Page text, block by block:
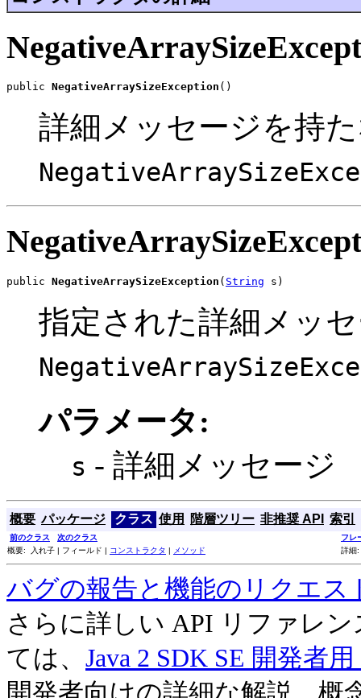
public NegativeArraySizeException ()
詳細メッセージを持
public NegativeArraySizeException ( String s)
指定された詳細メッ
パラメータ:
s - 詳細メッセージ
概要 パッケージ クラス 使用 階層ツリー 非推奨 API 索引
前のクラス 次のクラス
フレ
概要: 入れ子 | フィールド | コンストラクタ | メソッド 詳細
バグの報告と機能のリクエス
さらに詳しい API リファレ
ては、 Java 2 SDK SE 開発者